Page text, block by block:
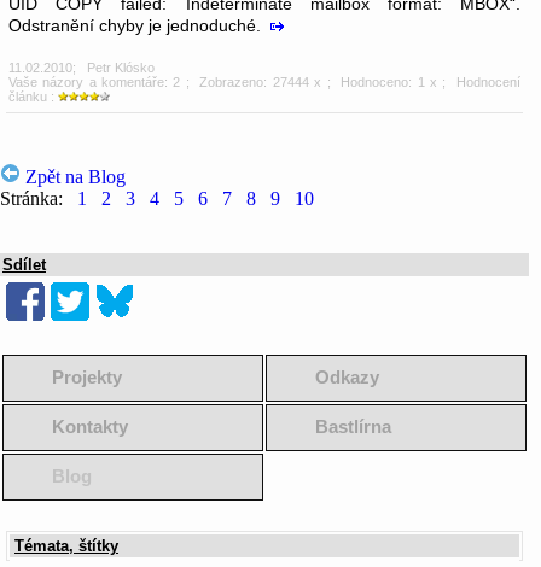
Odstranění chyby je jednoduché.
11.02.2010; Petr Klósko
Vaše názory a komentáře: 2 ; Zobrazeno: 27444 x ; Hodnoceno: 1 x ; Hodnocení
článku :
Zpět na Blog
Stránka:
1 2 3 4 5 6 7 8 9 10
Sdílet
Projekty Odkazy
Kontakty Bastlírna
Blog
Témata, štítky